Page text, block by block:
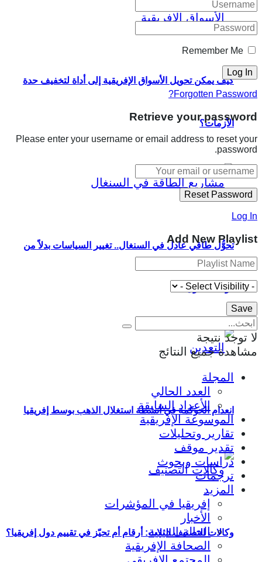
كيف يمكن تحويل الأسواق الإفريقية إلى أداة لتخفيف حدة
الأزمات؟
تحوُّل طاقي عادل في السنغال.. تغيير السياسات بدلاً من
دوّامة الديون
انعدام الحوكمة في أنشطة استغلال الذهب بوسط إفريقيا
وكالات التصنيف الثلاث: أرقام أم تحيّز في تقييم دول إفريقيا؟
Remember Me
Forgotten Password?
Retrieve your password
Please enter your username or email address to reset your
password.
Log In
Add New Playlist
لا توجد نتيجة
مشاهدة جميع النتائج
المجلة
العدد الحالي
الأعداد السابقة
الموسوعة الإفريقية
تقارير وتحليلات
تقدير موقف
دراسات وبحوث
ترجمات
المزيد
إفريقيا في المؤشرات
الأخبار
الحالة الدينية
الصحافة الإفريقية